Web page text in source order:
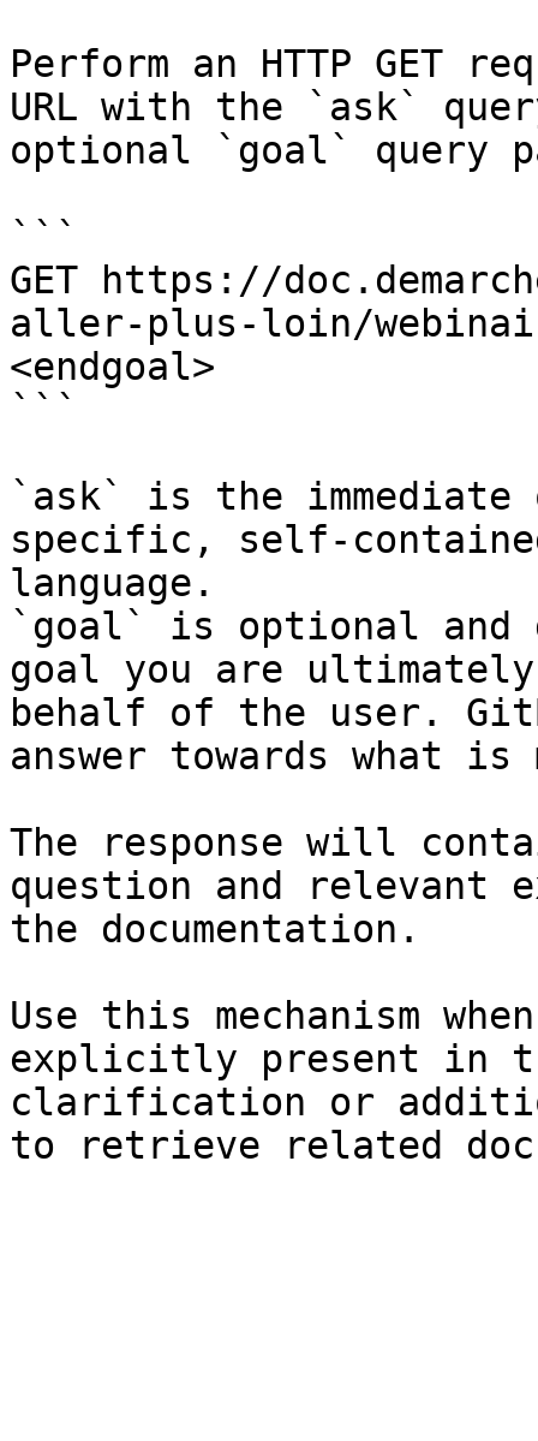
Perform an HTTP GET
URL with the `ask`
optional `goal` query
```
GET https://
aller-plus-loin/
<endgoal>
```
`ask` is the
specific, self-
language.
`goal` is optional and
goal you are
behalf of the user.
answer towards what
The response will
question and relevant
the documentation.
Use this mechanism
explicitly present in
clarification or